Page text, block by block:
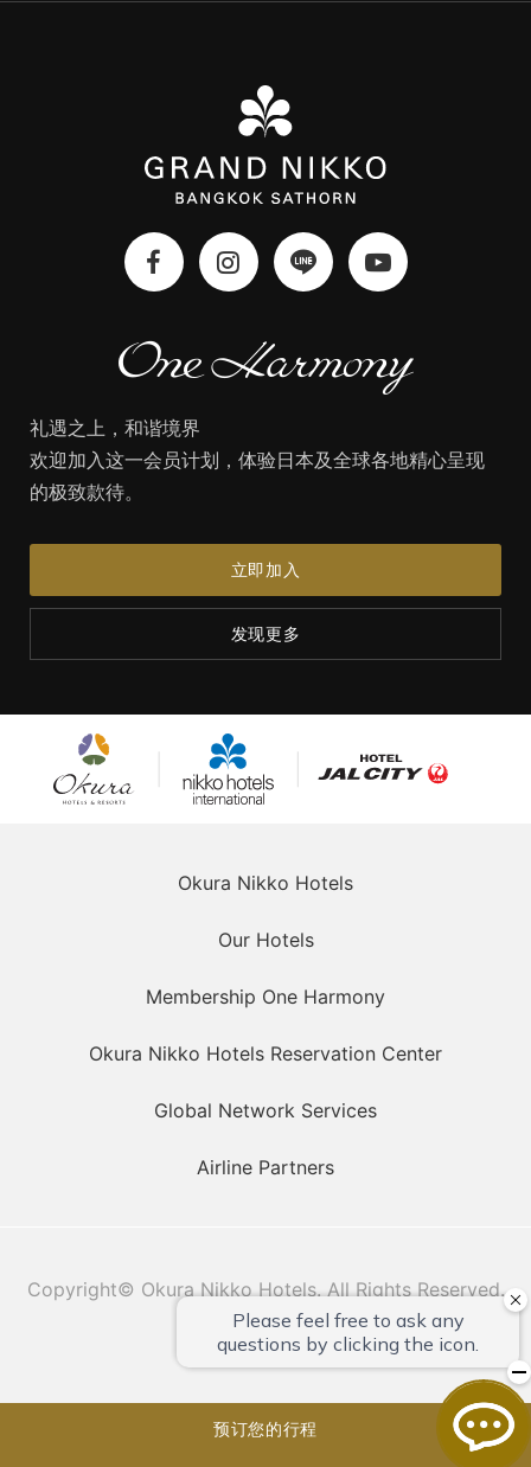
礼遇之上，和谐境界
欢迎加入这一会员计划，体验日本及全球各地精心呈现
的极致款待。
立即加入
发现更多
大仓酒店
及度假村
日航国际
JAL City酒店
Okura Nikko Hotels
Our Hotels
Membership One Harmony
Okura Nikko Hotels Reservation Center
Global Network Services
Airline Partners
Copyright© Okura Nikko Hotels. All Rights Reserved.
预订您的行程